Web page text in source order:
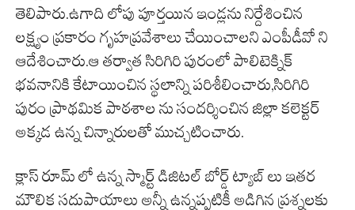
తెలిపారు.ఉగాది లోపు పూర్తయిన ఇండ్లను నిర్దేశించిన
లక్ష్యం ప్రకారం గృహప్రవేశాలు చేయించాలని ఎంపీడీవో ని
ఆదేశించారు.ఆ తర్వాత సిరిగిరి పురంలో పాలిటెక్నిక్
భవనానికి కేటాయించిన స్థలాన్ని పరిశీలించారు,సిరిగిరి
పురం ప్రాథమిక పాఠశాల ను సందర్శించిన జిల్లా కలెక్టర్
అక్కడ ఉన్న చిన్నారులతో ముచ్చటించారు.
క్లాస్ రూమ్ లో ఉన్న స్మార్ట్ డిజిటల్ బోర్డ్ ట్యాబ్ లు ఇతర
మౌలిక సదుపాయాలు అన్నీ ఉన్నప్పటికీ అడిగిన ప్రశ్నలకు